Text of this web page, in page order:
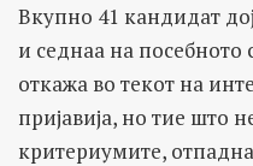
Вкупно 41 кандидат
и седнаа на посебното
откажа во текот на
пријавија, но тие што
критериумите,